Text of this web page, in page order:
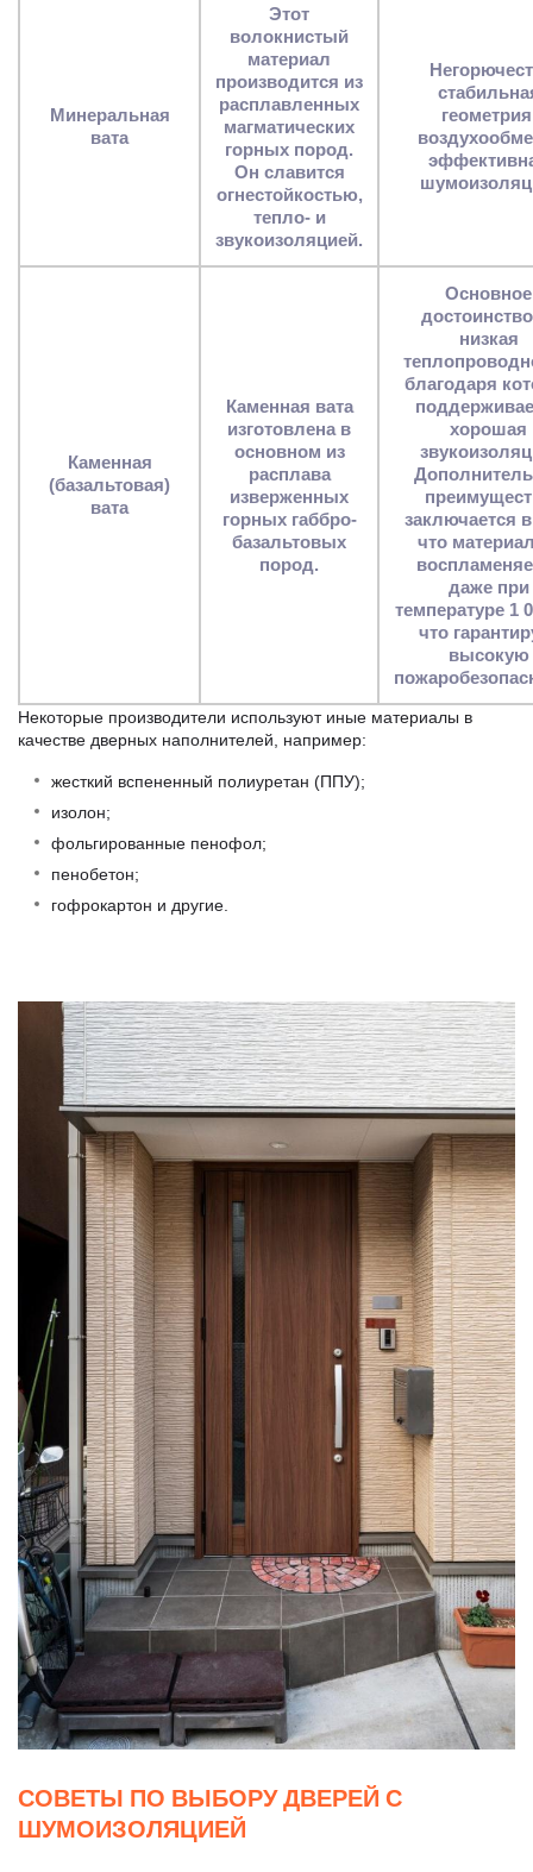
Минеральная
вата
Этот
волокнистый
материал
производится из
расплавленных
магматических
горных пород.
Он славится
огнестойкостью,
тепло- и
звукоизоляцией.
Каменная
(базальтовая)
вата
Каменная вата
изготовлена в
основном из
расплава
изверженных
горных габбро-
базальтовых
пород.
Основное
низкая
благодаря
хорошая
заключается
что
даже при
температуре 1
что
высокую
Некоторые производители используют иные материалы в
качестве дверных наполнителей, например:
жесткий вспененный полиуретан (ППУ);
изолон;
фольгированные пенофол;
пенобетон;
гофрокартон и другие.
СОВЕТЫ ПО ВЫБОРУ ДВЕРЕЙ С
ШУМОИЗОЛЯЦИЕЙ